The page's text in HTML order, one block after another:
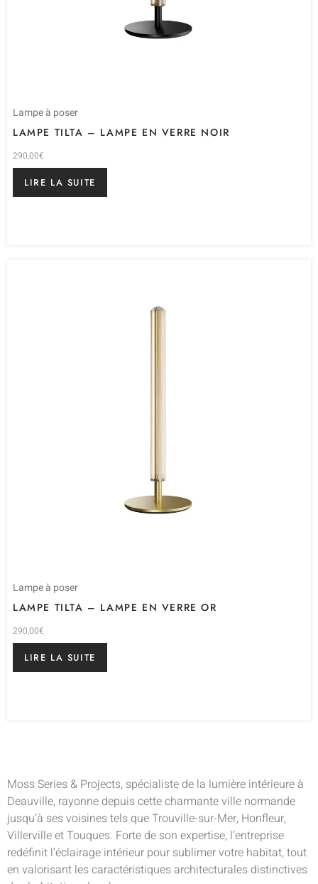
Lampe à poser
LAMPE TILTA – LAMPE EN VERRE NOIR
290,00€
LIRE LA SUITE
Lampe à poser
LAMPE TILTA – LAMPE EN VERRE OR
290,00€
LIRE LA SUITE
Moss Series & Projects, spécialiste de la lumière intérieure à
Deauville, rayonne depuis cette charmante ville normande
jusqu’à ses voisines tels que Trouville-sur-Mer, Honfleur,
Villerville et Touques. Forte de son expertise, l’entreprise
redéfinit l’éclairage intérieur pour sublimer votre habitat, tout
en valorisant les caractéristiques architecturales distinctives